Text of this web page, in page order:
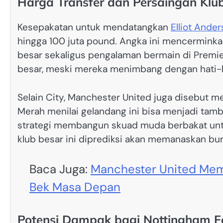
Kesepakatan untuk mendatangkan Elliot
hingga 100 juta pound. Angka ini
besar sekaligus pengalaman bermain di
besar, meski mereka menimbang dengan
Selain City, Manchester United juga disebut
Merah menilai gelandang ini bisa menjadi
strategi membangun skuad muda berbakat
klub besar ini diprediksi akan memanaskan
Baca Juga: Manchester United
Bek Masa Depan
Potensi Dampak bagi Nottingham